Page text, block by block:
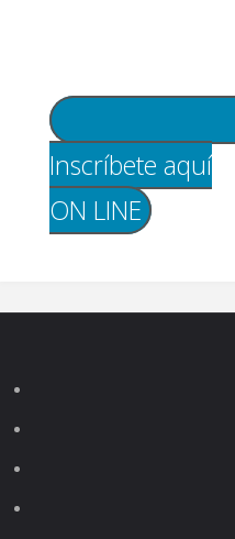
Inscríbete aquí
ON LINE